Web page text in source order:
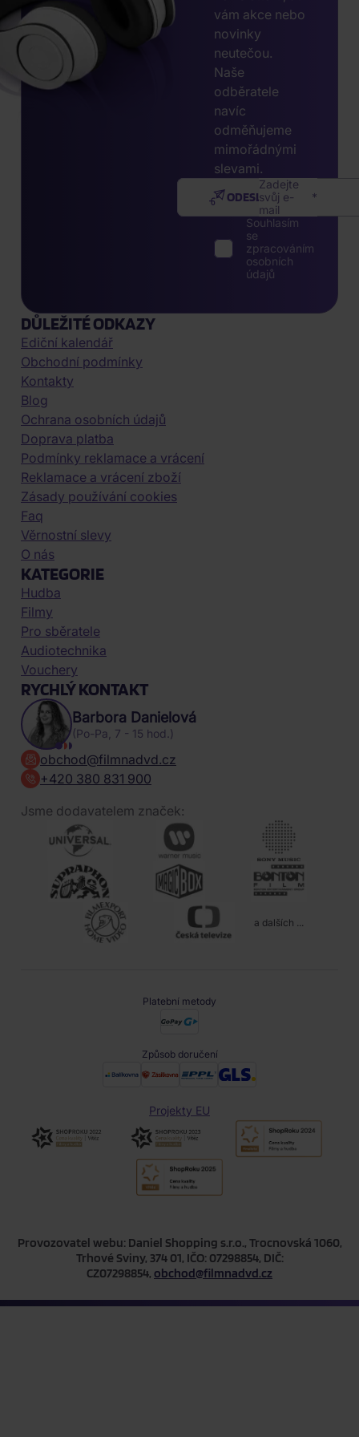
vám akce nebo
novinky
neutečou.
Naše
odběratele
navíc
odměňujeme
mimořádnými
slevami.
Zadejte
svůj e-
mail
ODESLAT
Souhlasím
se
zpracováním
osobních
údajů
DŮLEŽITÉ ODKAZY
Ediční kalendář
Obchodní podmínky
Kontakty
Blog
Ochrana osobních údajů
Doprava platba
Podmínky reklamace a vrácení
Reklamace a vrácení zboží
Zásady používání cookies
Faq
Věrnostní slevy
O nás
KATEGORIE
Hudba
Filmy
Pro sběratele
Audiotechnika
Vouchery
RYCHLÝ KONTAKT
Barbora Danielová
(Po-Pa, 7 - 15 hod.)
obchod@filmnadvd.cz
+420 380 831 900
Jsme dodavatelem značek:
a dalších ...
Platební metody
Způsob doručení
Projekty EU
Provozovatel webu: Daniel Shopping s.r.o., Trocnovská 1060,
Trhové Sviny, 374 01, IČO: 07298854, DIČ:
CZ07298854, obchod@filmnadvd.cz